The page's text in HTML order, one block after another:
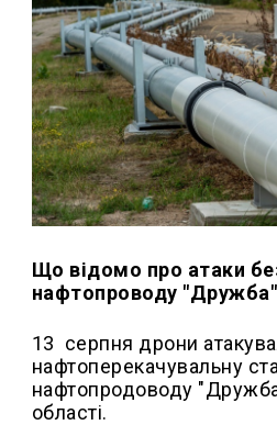
Що відомо про атаки
нафтопроводу "Дружба"
13 серпня дрони
нафтоперекачувальну
нафтопродоводу
області.